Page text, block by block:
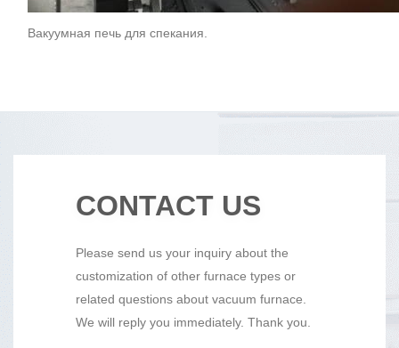
Вакуумная печь для спекания.
CONTACT US
Please send us your inquiry about the
customization of other furnace types or
related questions about vacuum furnace.
We will reply you immediately. Thank you.